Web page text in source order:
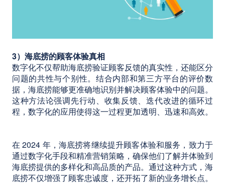
3）海底捞的顾客体验真相
数字化不仅帮助海底捞验证顾客反馈的真实性，还能区分
问题的共性与个别性。结合内部和第三方平台的评价数
据，海底捞能够更准确地识别并解决顾客体验中的问题。
这种方法论强调先行动、收集反馈、迭代改进的循环过
程，数字化的应用使得这一过程更加透明、迅速和高效。
在 2024 年，海底捞将继续提升顾客体验和服务，致力于
通过数字化手段和精准营销策略，确保他们了解并体验到
海底捞提供的多样化和高品质的产品。通过这种方式，海
底捞不仅增强了顾客忠诚度，还开拓了新的业务增长点。